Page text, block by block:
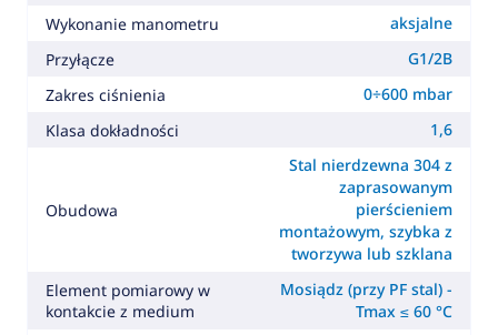
Wykonanie manometru
aksjalne
Przyłącze
G1/2B
Zakres ciśnienia
0÷600 mbar
Klasa dokładności
1,6
Obudowa
Stal nierdzewna 304 z
zaprasowanym
pierścieniem
montażowym, szybka z
tworzywa lub szklana
Element pomiarowy w
kontakcie z medium
Mosiądz (przy PF stal) -
Tmax ≤ 60 °C